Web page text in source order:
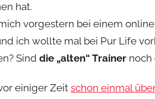
hat.
vorgestern bei einem
ich wollte mal bei Pur Life
Sind die „alten“ Trainer noch
einiger Zeit schon einmal